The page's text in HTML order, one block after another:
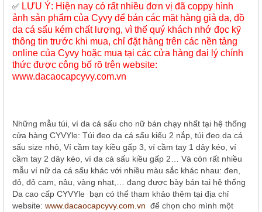
✅ LƯU Ý: Hiện nay có rất nhiều đơn vị đã coppy hình
ảnh sản phẩm của Cyvy để bán các mặt hàng giả da, đồ
da cá sấu kém chất lượng, vì thế quý khách nhớ đọc kỹ
thông tin trước khi mua, chỉ đặt hàng trên các nền tảng
online của Cyvy hoặc mua tại các cửa hàng đại lý chính
thức được công bố rõ trên website:
www.dacaocapcyvy.com.vn
Những mẫu túi, ví da cá sấu cho nữ bán chạy nhất tại hệ thống
cửa hàng CYVYle: Túi đeo da cá sấu kiểu 2 nắp, túi đeo da cá
sấu size nhỏ, Ví cầm tay kiều gấp 3, ví cầm tay 1 dây kéo, ví
cầm tay 2 dây kéo, ví da cá sấu kiều gấp 2… Và còn rất nhiều
mẫu ví nữ da cá sấu khác với nhiều màu sắc khác nhau: đen,
đỏ, đỏ cam, nâu, vàng nhạt,… đang được bày bán tại hệ thống
Da cao cấp CYVYle bạn có thể tham khảo thêm tại địa chỉ
website: www.dacaocapcyvy.com.vn để chọn cho mình một